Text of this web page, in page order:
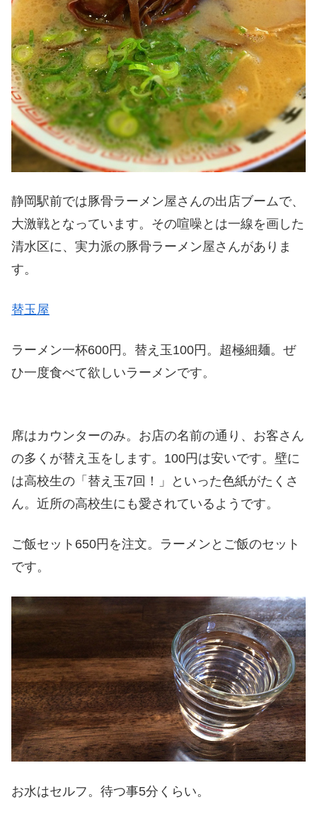
静岡駅前では豚骨ラーメン屋さんの出店ブームで、
大激戦となっています。その喧噪とは一線を画した
清水区に、実力派の豚骨ラーメン屋さんがありま
す。
替玉屋
ラーメン一杯600円。替え玉100円。超極細麺。ぜ
ひ一度食べて欲しいラーメンです。
席はカウンターのみ。お店の名前の通り、お客さん
の多くが替え玉をします。100円は安いです。壁に
は高校生の「替え玉7回！」といった色紙がたくさ
ん。近所の高校生にも愛されているようです。
ご飯セット650円を注文。ラーメンとご飯のセット
です。
お水はセルフ。待つ事5分くらい。